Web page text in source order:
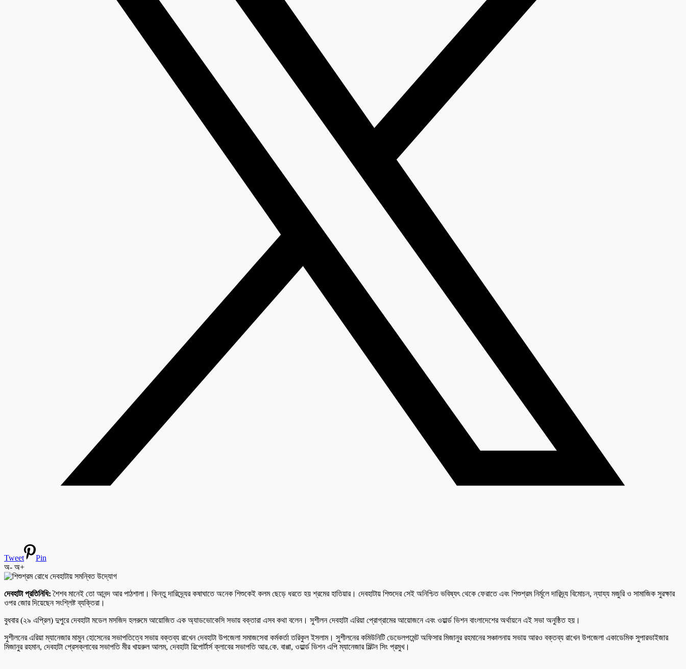
Tweet
Pin
অ- অ+
দেবহাটা প্রতিনিধি:শৈশব মানেই তো আনন্দ আর পাঠশালা। কিন্তু দারিদ্র্যের কষাঘাতে অনেক শিশুকেই কলম ছেড়ে ধরতে হয় শ্রমের হাতিয়ার। দেবহাটায় শিশুদের সেই অনিশ্চিত ভবিষ্যৎ থেকে ফেরাতে এবং শিশুশ্রম নির্মূলে দারিদ্র্য বিমোচন, ন্যায্য মজুরি ও সামাজিক সুরক্ষার
ওপর জোর দিয়েছেন সংশ্লিষ্ট ব্যক্তিরা।
বুধবার (২৯ এপ্রিল) দুপুরে দেবহাটা মডেল মসজিদ হলরুমে আয়োজিত এক অ্যাডভোকেসি সভায় বক্তারা এসব কথা বলেন। সুশীলন দেবহাটা এরিয়া প্রোগ্রামের আয়োজনে এবং ওয়ার্ল্ড ভিশন বাংলাদেশের অর্থায়নে এই সভা অনুষ্ঠিত হয়।
সুশীলনের এরিয়া ম্যানেজার মামুন হোসেনের সভাপতিত্বে সভায় বক্তব্য রাখেন দেবহাটা উপজেলা সমাজসেবা কর্মকর্তা তরিকুল ইসলাম। সুশীলনের কমিউনিটি ডেভেলপমেন্ট অফিসার মিজানুর রহমানের সঞ্চালনায় সভায় আরও বক্তব্য রাখেন উপজেলা একাডেমিক সুপারভাইজার
মিজানুর রহমান, দেবহাটা প্রেসক্লাবের সভাপতি মীর খায়রুল আলম, দেবহাটা রিপোর্টার্স ক্লাবের সভাপতি আর.কে. বাপ্পা, ওয়ার্ল্ড ভিশন এপি ম্যানেজার মিল্টন সিং প্রমুখ।